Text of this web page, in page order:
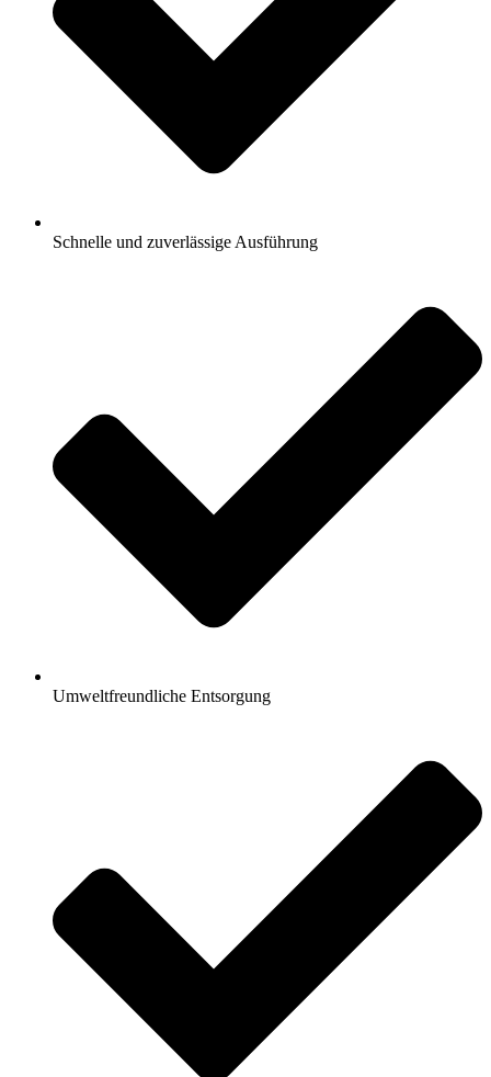
Schnelle und zuverlässige Ausführung
Umweltfreundliche Entsorgung